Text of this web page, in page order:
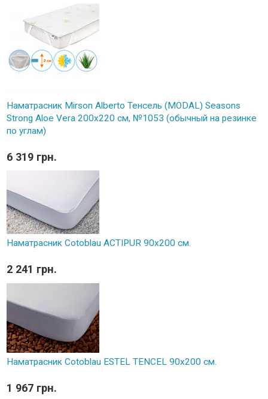
Наматрасник Mirson Alberto Тенсель (MODAL) Seasons
Strong Aloe Vera 200x220 см, №1053 (обычный на резинке
по углам)
6 319 грн.
Наматрасник Cotoblau ACTIPUR 90х200 см.
2 241 грн.
Наматрасник Cotoblau ESTEL TENCEL 90х200 см.
1 967 грн.